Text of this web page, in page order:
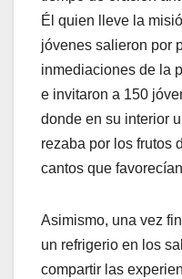
Él quien lleve la
jóvenes salieron por
inmediaciones de la
e invitaron a 150
donde en su interior
rezaba por los
cantos que
Asimismo, una vez
un refrigerio en los
compartir las